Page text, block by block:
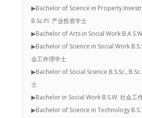
▶Bachelor of Science in Property
B.Sc.PI. 产业投资学士
▶Bachelor of Arts in Social Work
▶Bachelor of Science in Social Work
会工作理学士
▶Bachelor of Social Science B.S.Sc.,
士
▶Bachelor in Social Work B.S.W. 社会工
▶Bachelor of Science in Technology